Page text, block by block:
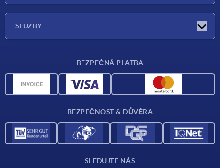
SLUŽBY
CAD data
BEZPEČNÁ PLATBA
BEZPEČNOST & DŮVĚRA
SLEDUJTE NÁS